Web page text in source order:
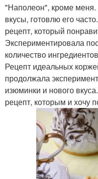
"Наполеон", кроме
вкусы, готовлю его
рецепт, который
Экспериментировала
количество
Рецепт идеальных
продолжала
изюминки и нового
рецепт, которым и хочу